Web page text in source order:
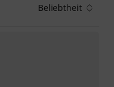
Beliebtheit